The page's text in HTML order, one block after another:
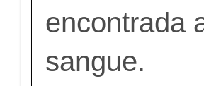
encontrada
sangue.